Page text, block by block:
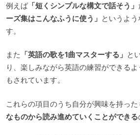
例えば「短くシンプルな構文で話そう」
ーズ集はこんなふうに使う」 というよ
す。
また 「英語の歌を1曲マスターする」 と
り、楽しみながら英語の練習ができる
もされています。
これらの項目のうち自分が興味を持った
なものから読み進めていくことができる